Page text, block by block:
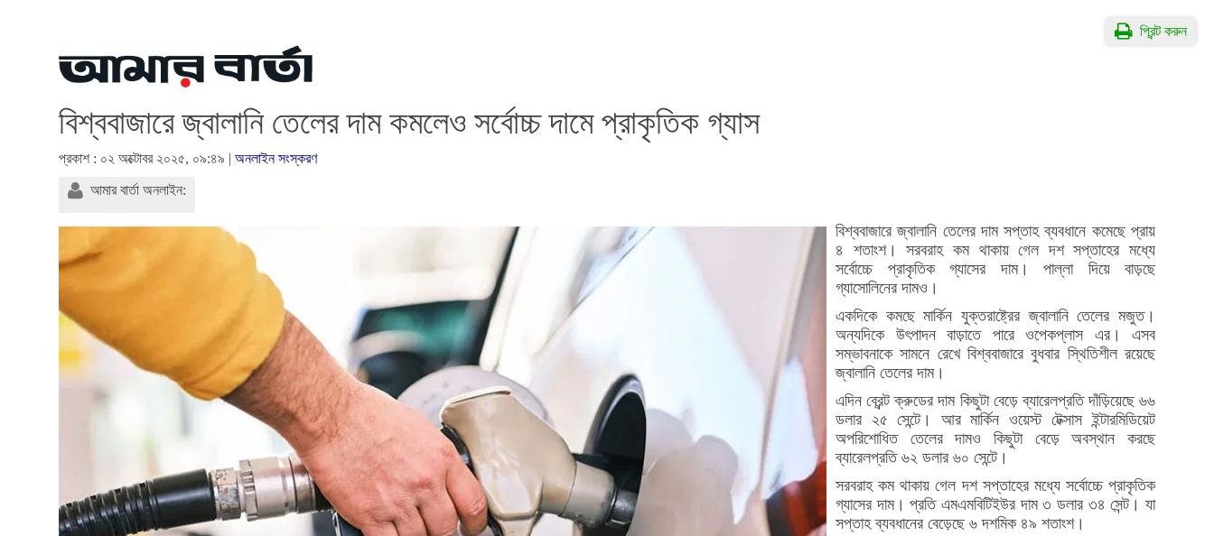
বিশ্ববাজারে জ্বালানি তেলের দাম কমলেও সর্বোচ্চ দামে প্রাকৃতিক গ্যাস
প্রকাশ : ০২ অক্টোবর ২০২৫, ০৯:৪৯ | অনলাইন সংস্করণ
আমার বার্তা অনলাইন:
বিশ্ববাজারে জ্বালানি তেলের দাম সপ্তাহ ব্যবধানে কমেছে প্রায়
৪ শতাংশ। সরবরাহ কম থাকায় গেল দশ সপ্তাহের মধ্যে
সর্বোচ্চে প্রাকৃতিক গ্যাসের দাম। পাল্লা দিয়ে বাড়ছে
গ্যাসোলিনের দামও।
একদিকে কমছে মার্কিন যুক্তরাষ্ট্রের জ্বালানি তেলের মজুত।
অন্যদিকে উৎপাদন বাড়াতে পারে ওপেকপ্লাস এর। এসব
সম্ভাবনাকে সামনে রেখে বিশ্ববাজারে বুধবার স্থিতিশীল রয়েছে
জ্বালানি তেলের দাম।
এদিন ব্রেন্ট ক্রুডের দাম কিছুটা বেড়ে ব্যারেলপ্রতি দাঁড়িয়েছে ৬৬
ডলার ২৫ সেন্টে। আর মার্কিন ওয়েস্ট টেক্সাস ইন্টারমিডিয়েট
অপরিশোধিত তেলের দামও কিছুটা বেড়ে অবস্থান করছে
ব্যারেলপ্রতি ৬২ ডলার ৬০ সেন্টে।
সরবরাহ কম থাকায় গেল দশ সপ্তাহের মধ্যে সর্বোচ্চে প্রাকৃতিক
গ্যাসের দাম। প্রতি এমএমবিটিইউর দাম ৩ ডলার ৩৪ সেন্ট। যা
সপ্তাহ ব্যবধানের বেড়েছে ৬ দশমিক ৪৯ শতাংশ।
প্রিন্ট করুন